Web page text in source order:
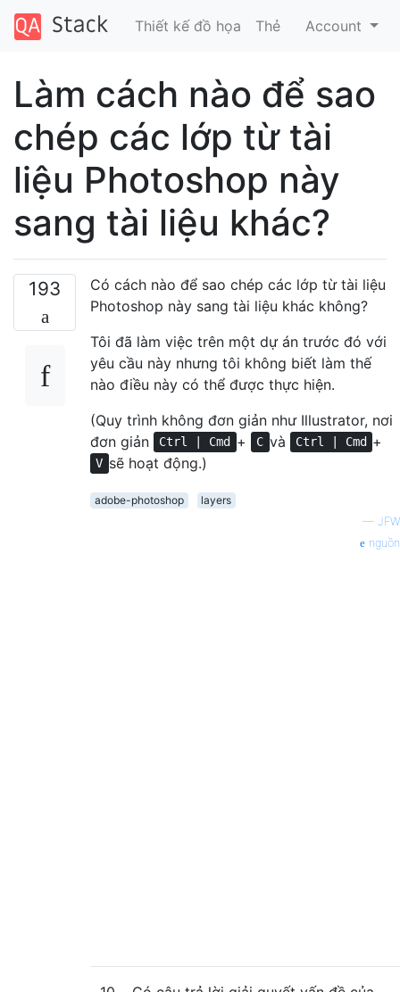
Thiết kế đồ họa Thẻ Account
Làm cách nào để sao
chép các lớp từ tài
liệu Photoshop này
sang tài liệu khác?
193
Có cách nào để sao chép các lớp từ tài liệu
Photoshop này sang tài liệu khác không?
Tôi đã làm việc trên một dự án trước đó với
yêu cầu này nhưng tôi không biết làm thế
nào điều này có thể được thực hiện.
(Quy trình không đơn giản như Illustrator, nơi
đơn giản
Ctrl | Cmd + C và Ctrl | Cmd +
V sẽ hoạt động.)
adobe-photoshop
layers
— JFW
nguồn